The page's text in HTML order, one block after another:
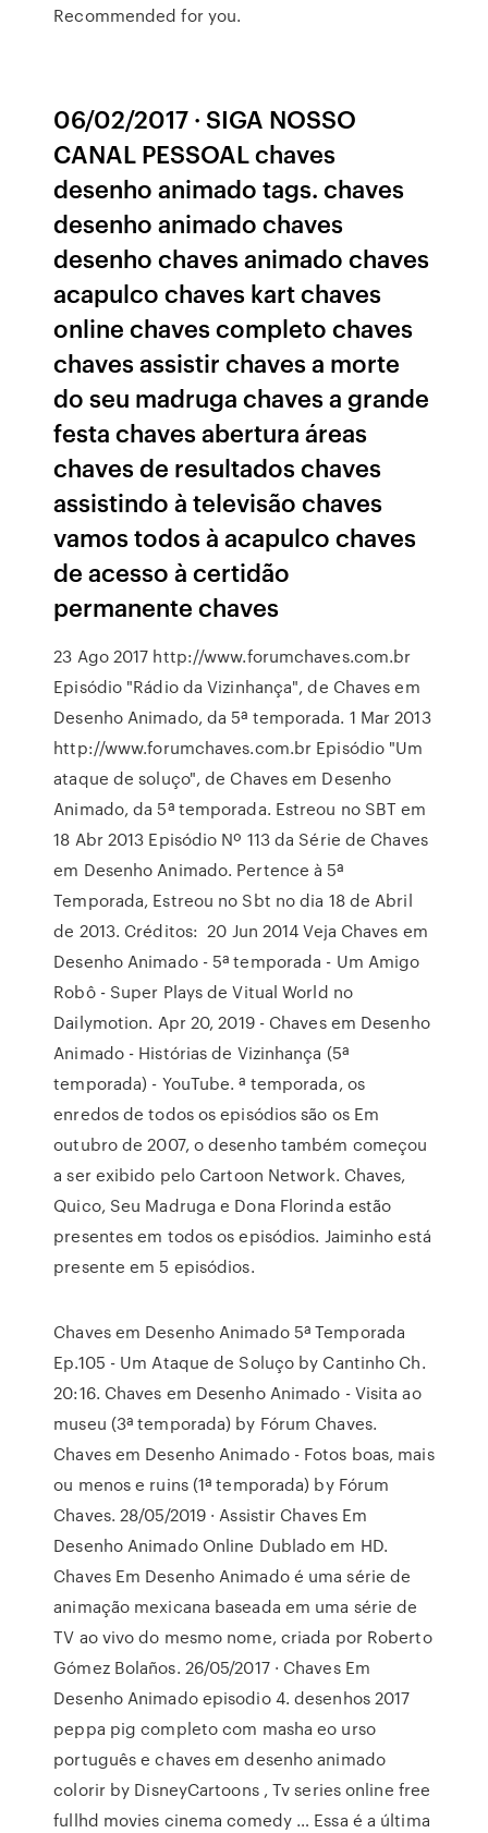
Recommended for you.
06/02/2017 · SIGA NOSSO
CANAL PESSOAL chaves
desenho animado tags. chaves
desenho animado chaves
desenho chaves animado chaves
acapulco chaves kart chaves
online chaves completo chaves
chaves assistir chaves a morte
do seu madruga chaves a grande
festa chaves abertura áreas
chaves de resultados chaves
assistindo à televisão chaves
vamos todos à acapulco chaves
de acesso à certidão
permanente chaves
23 Ago 2017 http://www.forumchaves.com.br
Episódio "Rádio da Vizinhança", de Chaves em
Desenho Animado, da 5ª temporada. 1 Mar 2013
http://www.forumchaves.com.br Episódio "Um
ataque de soluço", de Chaves em Desenho
Animado, da 5ª temporada. Estreou no SBT em
18 Abr 2013 Episódio Nº 113 da Série de Chaves
em Desenho Animado. Pertence à 5ª
Temporada, Estreou no Sbt no dia 18 de Abril
de 2013. Créditos: 20 Jun 2014 Veja Chaves em
Desenho Animado - 5ª temporada - Um Amigo
Robô - Super Plays de Vitual World no
Dailymotion. Apr 20, 2019 - Chaves em Desenho
Animado - Histórias de Vizinhança (5ª
temporada) - YouTube. ª temporada, os
enredos de todos os episódios são os Em
outubro de 2007, o desenho também começou
a ser exibido pelo Cartoon Network. Chaves,
Quico, Seu Madruga e Dona Florinda estão
presentes em todos os episódios. Jaiminho está
presente em 5 episódios.
Chaves em Desenho Animado 5ª Temporada
Ep.105 - Um Ataque de Soluço by Cantinho Ch.
20:16. Chaves em Desenho Animado - Visita ao
museu (3ª temporada) by Fórum Chaves.
Chaves em Desenho Animado - Fotos boas, mais
ou menos e ruins (1ª temporada) by Fórum
Chaves. 28/05/2019 · Assistir Chaves Em
Desenho Animado Online Dublado em HD.
Chaves Em Desenho Animado é uma série de
animação mexicana baseada em uma série de
TV ao vivo do mesmo nome, criada por Roberto
Gómez Bolaños. 26/05/2017 · Chaves Em
Desenho Animado episodio 4. desenhos 2017
peppa pig completo com masha eo urso
português e chaves em desenho animado
colorir by DisneyCartoons , Tv series online free
fullhd movies cinema comedy … Essa é a última